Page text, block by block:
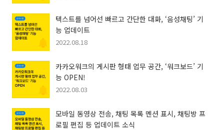
텍스트를 넘어선 빠르고 간단한 대화, ‘음성채팅’ 기
능 업데이트
2022.08.18
카카오워크의 게시판 형태 업무 공간, ‘워크보드’ 기
능 OPEN!
2022.08.03
모바일 동영상 전송, 채팅 목록 멘션 표시, 채팅방 프
로필 편집 등 업데이트 소식